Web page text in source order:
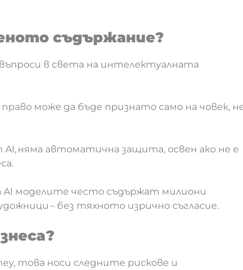
съдържание?
в света на интелектуалната
може да бъде признато само на човек,
няма автоматична защита, освен ако не е
моделите често съдържат милиони
– без тяхното изрично съгласие.
това носи следните рискове и